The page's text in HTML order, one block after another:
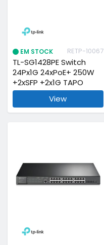
EM STOCK RETP-10067
TL-SG1428PE Switch
24Px1G 24xPoE+ 250W
+2xSFP +2x1G TAPO
View